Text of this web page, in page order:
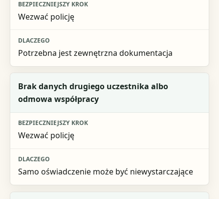
Wezwać policję
Potrzebna jest zewnętrzna dokumentacja
Brak danych drugiego uczestnika albo
odmowa współpracy
Wezwać policję
Samo oświadczenie może być niewystarczające